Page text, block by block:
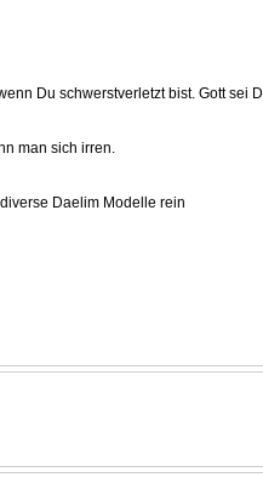
Du schwerstverletzt bist. Gott sei
man sich irren.
Daelim Modelle rein